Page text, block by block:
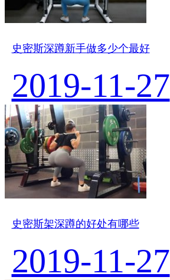
史密斯深蹲新手做多少个最好
2019-11-27
史密斯架深蹲的好处有哪些
2019-11-27